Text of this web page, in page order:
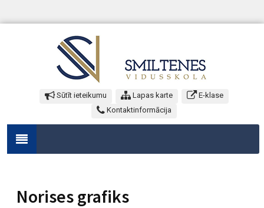
Sūtīt ieteikumu Lapas karte
E-klase
Kontaktinformācija
Norises grafiks